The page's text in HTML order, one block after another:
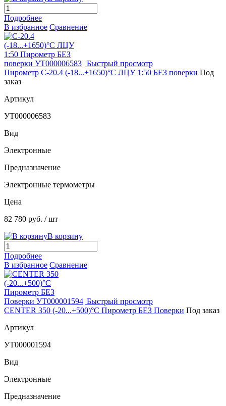
Подробнее
В избранное Сравнение
Быстрый просмотр
Пирометр С-20.4 (-18...+1650)°С ЛЦУ 1:50 БЕЗ поверки Под
заказ
Артикул
УТ000006583
Вид
Электронные
Предназначение
Электронные термометры
Цена
82 780 руб. / шт
В корзину
Подробнее
В избранное Сравнение
Быстрый просмотр
CENTER 350 (-20...+500)°С Пирометр БЕЗ Поверки Под заказ
Артикул
УТ000001594
Вид
Электронные
Предназначение